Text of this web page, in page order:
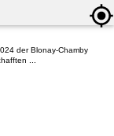
der Blonay-Chamby
...